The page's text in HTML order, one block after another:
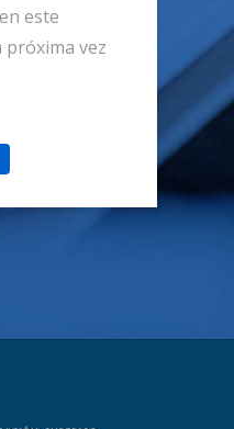
este
próxima vez